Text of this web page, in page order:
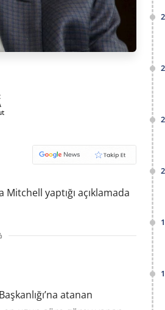
Mitchell yaptığı açıklamada
atanan